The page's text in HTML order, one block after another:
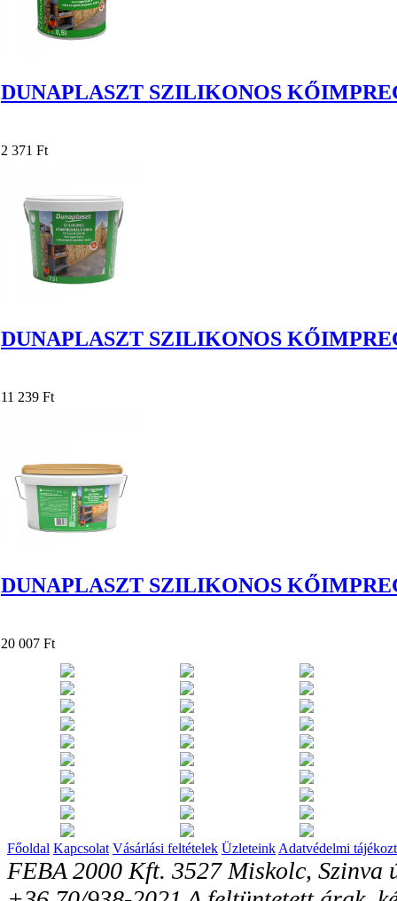
DUNAPLASZT SZILIKONOS
2 371 Ft
DUNAPLASZT SZILIKONOS
11 239 Ft
DUNAPLASZT SZILIKONOS
20 007 Ft
Főoldal Kapcsolat Vásárlási feltételek Üzleteink Adatvédelmi
FEBA 2000 Kft. 3527 Miskolc,